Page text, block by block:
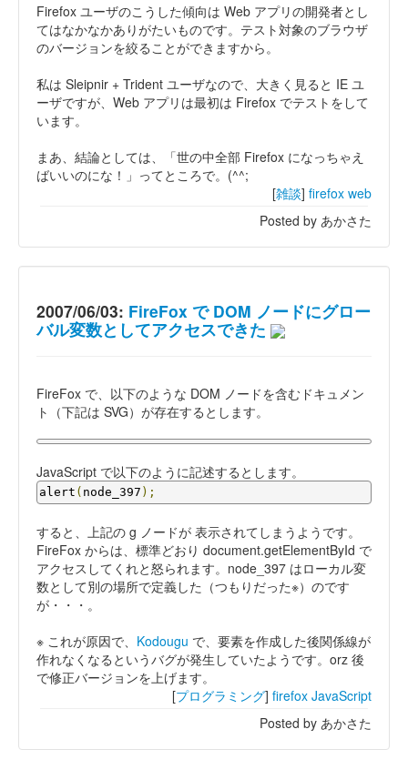
Firefox ユーザのこうした傾向は Web アプリの開発者とし
てはなかなかありがたいものです。テスト対象のブラウザ
のバージョンを絞ることができますから。
私は Sleipnir + Trident ユーザなので、大きく見ると IE ユ
ーザですが、Web アプリは最初は Firefox でテストをして
います。
まあ、結論としては、「世の中全部 Firefox になっちゃえ
ばいいのにな！」ってところで。(^^;
[雑談] firefox web
Posted by あかさた
2007/06/03: FireFox で DOM ノードにグロー
バル変数としてアクセスできた
FireFox で、以下のような DOM ノードを含むドキュメン
ト（下記は SVG）が存在するとします。
JavaScript で以下のように記述するとします。
alert ( node_397 );
すると、上記の g ノードが 表示されてしまうようです。
FireFox からは、標準どおり document.getElementById で
アクセスしてくれと怒られます。node_397 はローカル変
数として別の場所で定義した（つもりだった※）のです
が・・・。
※ これが原因で、 Kodougu で、要素を作成した後関係線が
作れなくなるというバグが発生していたようです。orz 後
で修正バージョンを上げます。
[プログラミング] firefox JavaScript
Posted by あかさた